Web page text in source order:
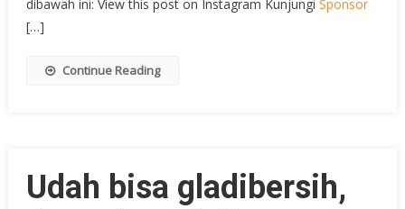
dibawah ini: View this post on Instagram Kunjungi Sponsor
[…]
Continue Reading
Udah bisa gladibersih,